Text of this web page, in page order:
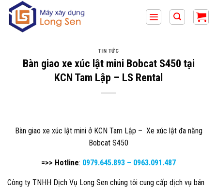
qua
TIN TỨC
Bàn giao xe xúc lật mini Bobcat S450 tại
KCN Tam Lập – LS Rental
Bàn giao xe xúc lật mini ở KCN Tam Lập – Xe xúc lật đa năng
Bobcat S450
=>> Hotline: 0979.645.893 – 0963.091.487
Công ty TNHH Dịch Vụ Long Sen chúng tôi cung cấp dịch vụ bán